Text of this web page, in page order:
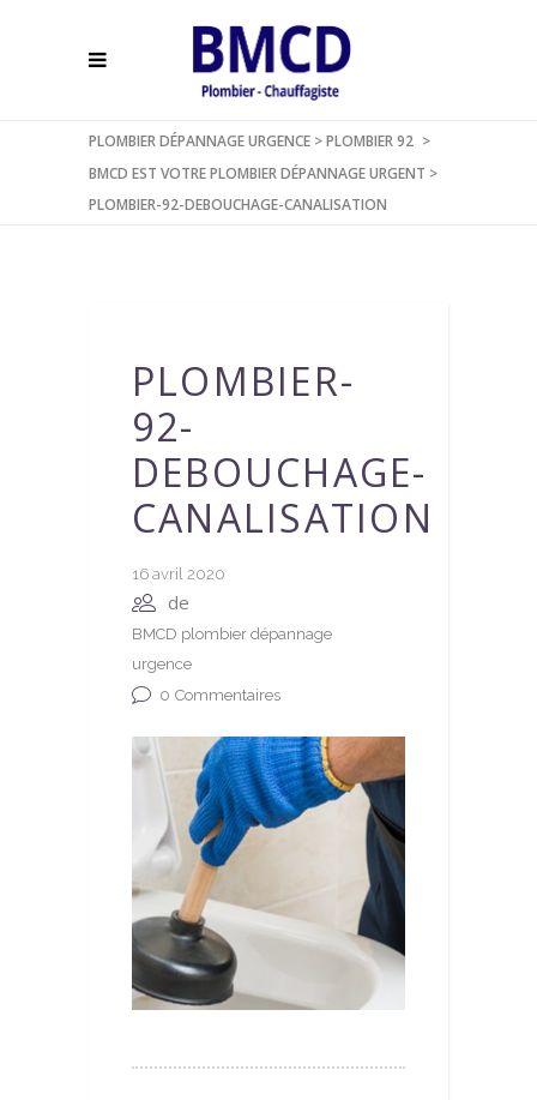
PLOMBIER DÉPANNAGE URGENCE >PLOMBIER 92 >
BMCD EST VOTRE PLOMBIER DÉPANNAGE URGENT >
PLOMBIER-92-DEBOUCHAGE-CANALISATION
PLOMBIER-
92-
DEBOUCHAGE-
CANALISATION
16 avril 2020
de
BMCD plombier dépannage
urgence
0 Commentaires